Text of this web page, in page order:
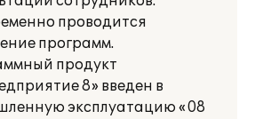
проводится
программ.
продукт
8» введен в
эксплуатацию «08